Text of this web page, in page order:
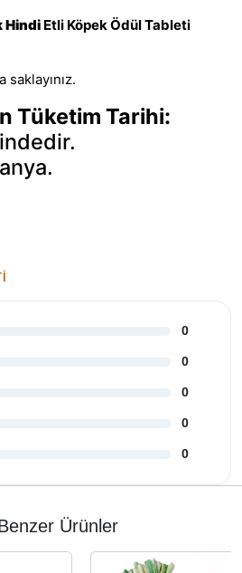
Hindi Etli Köpek Ödül Tableti
saklayınız.
Tüketim Tarihi:
0
0
0
0
0
Ürünler